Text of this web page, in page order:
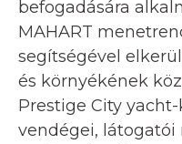
befogadására
MAHART
segítségével
és környékének
Prestige City
vendégei,